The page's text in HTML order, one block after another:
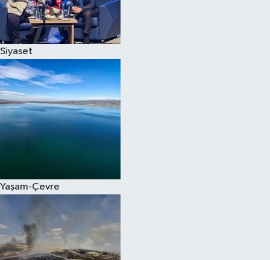
Siyaset
Yaşam-Çevre
Spor
Çocuk
Eğitim
Kim kimdir?
Kültür Sanat